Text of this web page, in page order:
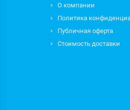
О компании
Политика
Публичная оферта
Стоимость доставки